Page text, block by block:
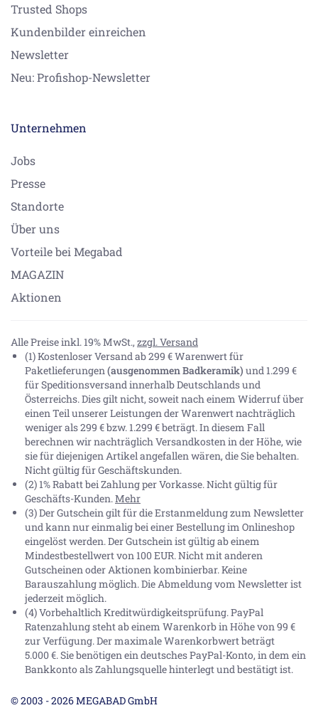
Trusted Shops
Kundenbilder einreichen
Newsletter
Neu: Profishop-Newsletter
Unternehmen
Jobs
Presse
Standorte
Über uns
Vorteile bei Megabad
MAGAZIN
Aktionen
Alle Preise inkl. 19% MwSt., zzgl. Versand
(1) Kostenloser Versand ab 299 € Warenwert für
Paketlieferungen(ausgenommen Badkeramik) und 1.299 €
für Speditionsversand innerhalb Deutschlands und
Österreichs. Dies gilt nicht, soweit nach einem Widerruf über
einen Teil unserer Leistungen der Warenwert nachträglich
weniger als 299 € bzw. 1.299 € beträgt. In diesem Fall
berechnen wir nachträglich Versandkosten in der Höhe, wie
sie für diejenigen Artikel angefallen wären, die Sie behalten.
Nicht gültig für Geschäftskunden.
(2) 1% Rabatt bei Zahlung per Vorkasse. Nicht gültig für
Geschäfts-Kunden.Mehr
(3) Der Gutschein gilt für die Erstanmeldung zum Newsletter
und kann nur einmalig bei einer Bestellung im Onlineshop
eingelöst werden. Der Gutschein ist gültig ab einem
Mindestbestellwert von 100 EUR. Nicht mit anderen
Gutscheinen oder Aktionen kombinierbar. Keine
Barauszahlung möglich. Die Abmeldung vom Newsletter ist
jederzeit möglich.
(4) Vorbehaltlich Kreditwürdigkeitsprüfung. PayPal
Ratenzahlung steht ab einem Warenkorb in Höhe von99 €
zur Verfügung. Der maximale Warenkorbwert beträgt
5.000 €. Sie benötigen ein deutsches PayPal-Konto, in dem ein
Bankkonto als Zahlungsquelle hinterlegt und bestätigt ist.
© 2003 - 2026 MEGABAD GmbH